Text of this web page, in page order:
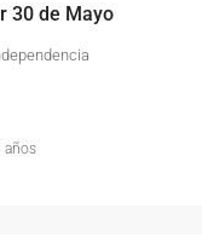
30 de Mayo
años